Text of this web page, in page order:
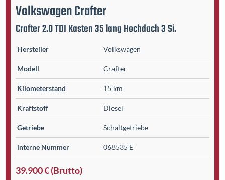
VolkswagenCrafter
Crafter 2.0 TDI Kasten 35 lang Hochdach 3 Si.
Hersteller Volkswagen
Modell Crafter
Kilometer­stand 15 km
Kraftstoff Diesel
Getriebe Schaltgetriebe
interne Nummer 068535 E
39.900 € (Brutto)